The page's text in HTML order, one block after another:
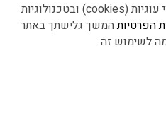
באתר זה נעשה שימוש בקבצי עוגיות (cookies) ובטכנולוגיות
הפרטיותהמשך גלישתך באתר
לשימוש זה